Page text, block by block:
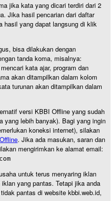
jika kata yang dicari terdiri dari 2
Jika hasil pencarian dari daftar
hasil yang dapat langsung di klik
bisa dilakukan dengan
tanda koma, misalnya:
kata ajar, program dan
akan ditampilkan dalam kolom
turunan akan ditampilkan dalam
versi KBBI Offline yang sudah
yang lebih banyak). Bagi yang ingin
koneksi internet), silakan
. Jika ada masukan, saran dan
mengirimkan ke alamat email:
untuk terus menyaring iklan
yang pantas. Tetapi jika anda
pantas di website kbbi.web.id,